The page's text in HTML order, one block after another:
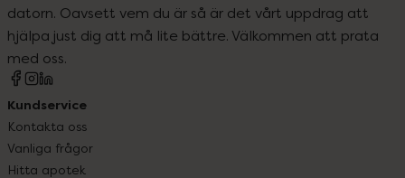
datorn. Oavsett vem du är så är det vårt uppdrag att
hjälpa just dig att må lite bättre. Välkommen att prata
med oss.
Kundservice
Kontakta oss
Vanliga frågor
Hitta apotek